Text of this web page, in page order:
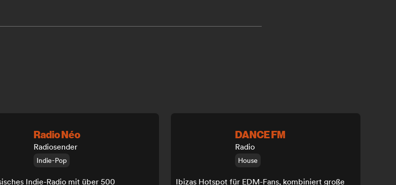
Radio Néo
Radiosender
Indie-Pop
Indie-Radio mit über 500
DANCE FM
Radio
House
Ibizas Hotspot für EDM-Fans, kombiniert große